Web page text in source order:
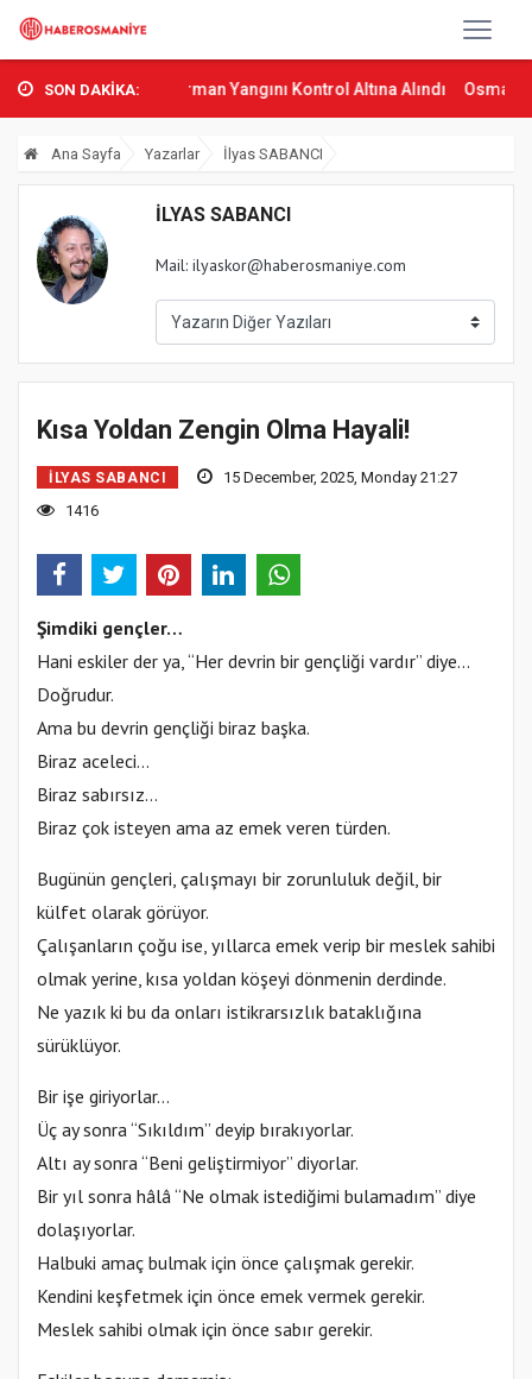
SON DAKİKA:
Sumbas’ta Orman Yangını Kontrol Altına Alındı Osmaniye’de
Ana Sayfa Yazarlar İlyas SABANCI
İLYAS SABANCI
Mail: ilyaskor@haberosmaniye.com
Kısa Yoldan Zengin Olma Hayali!
İLYAS SABANCI
15 December, 2025, Monday 21:27
1416
Şimdiki gençler…
Hani eskiler der ya, “Her devrin bir gençliği vardır” diye…
Doğrudur.
Ama bu devrin gençliği biraz başka.
Biraz aceleci…
Biraz sabırsız…
Biraz çok isteyen ama az emek veren türden.
Bugünün gençleri, çalışmayı bir zorunluluk değil, bir
külfet olarak görüyor.
Çalışanların çoğu ise, yıllarca emek verip bir meslek sahibi
olmak yerine, kısa yoldan köşeyi dönmenin derdinde.
Ne yazık ki bu da onları istikrarsızlık bataklığına
sürüklüyor.
Bir işe giriyorlar…
Üç ay sonra “Sıkıldım” deyip bırakıyorlar.
Altı ay sonra “Beni geliştirmiyor” diyorlar.
Bir yıl sonra hâlâ “Ne olmak istediğimi bulamadım” diye
dolaşıyorlar.
Halbuki amaç bulmak için önce çalışmak gerekir.
Kendini keşfetmek için önce emek vermek gerekir.
Meslek sahibi olmak için önce sabır gerekir.